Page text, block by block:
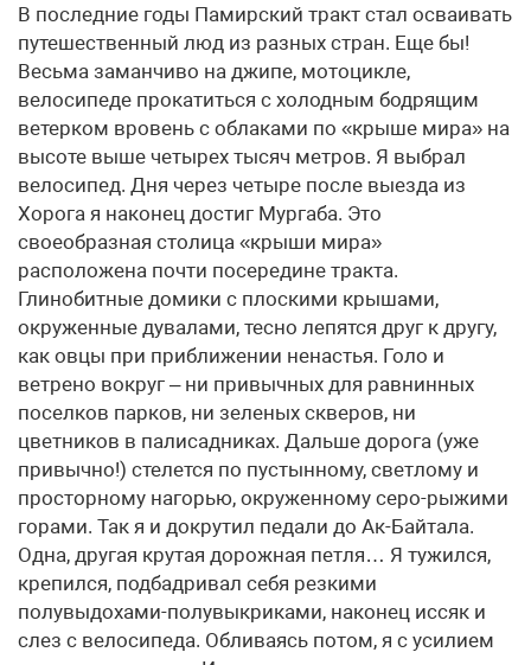
В последние годы Памирский тракт стал осваивать
путешественный люд из разных стран. Еще бы!
Весьма заманчиво на джипе, мотоцикле,
велосипеде прокатиться с холодным бодрящим
ветерком вровень с облаками по «крыше мира» на
высоте выше четырех тысяч метров. Я выбрал
велосипед. Дня через четыре после выезда из
Хорога я наконец достиг Мургаба. Это
своеобразная столица «крыши мира»
расположена почти посередине тракта.
Глинобитные домики с плоскими крышами,
окруженные дувалами, тесно лепятся друг к другу,
как овцы при приближении ненастья. Голо и
ветрено вокруг – ни привычных для равнинных
поселков парков, ни зеленых скверов, ни
цветников в палисадниках. Дальше дорога (уже
привычно!) стелется по пустынному, светлому и
просторному нагорью, окруженному серо-рыжими
горами. Так я и докрутил педали до Ак-Байтала.
Одна, другая крутая дорожная петля… Я тужился,
крепился, подбадривал себя резкими
полувыдохами-полувыкриками, наконец иссяк и
слез с велосипеда. Обливаясь потом, я с усилием